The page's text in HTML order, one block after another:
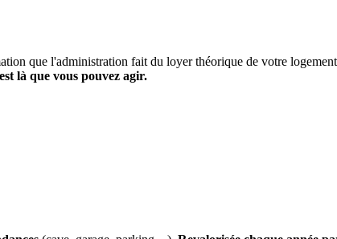
que l'administration fait du loyer théorique de votre
là que vous pouvez agir.